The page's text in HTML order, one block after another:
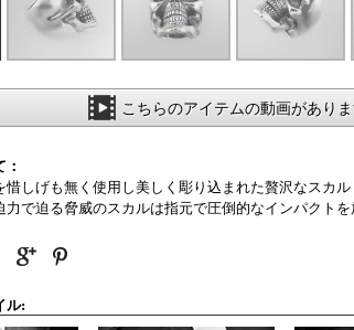
こちらのアイテムの動画があり
しげも無く使用し美しく彫り込まれた贅沢なスカル
で迫る脅威のスカルは指元で圧倒的なインパクトを
ル: